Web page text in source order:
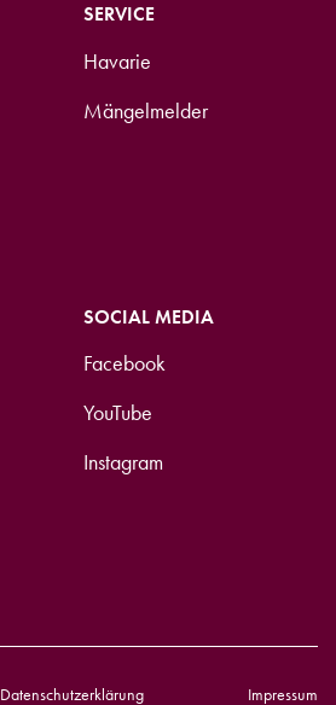
SERVICE
Havarie
Mängelmelder
SOCIAL MEDIA
Facebook
YouTube
Instagram
Datenschutzerklärung Impressum